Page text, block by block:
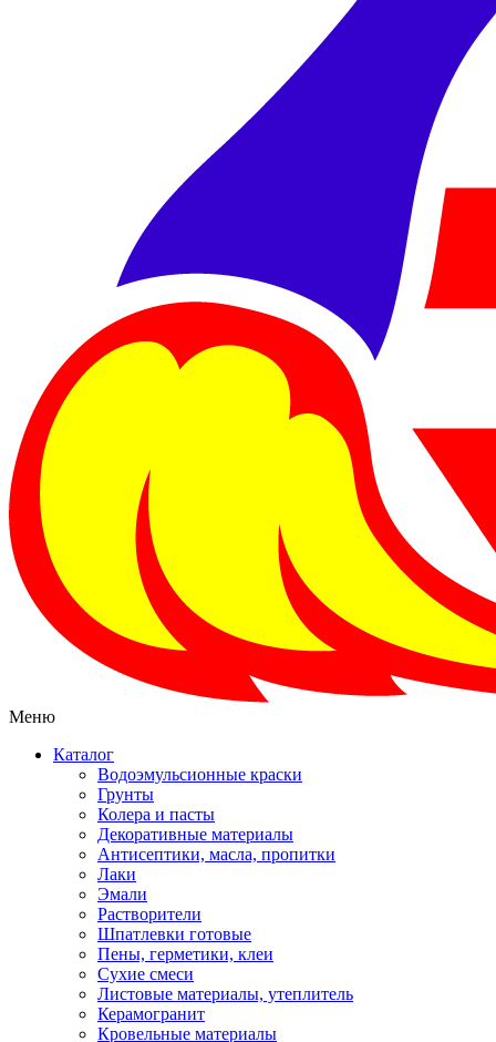
Меню
Каталог
Водоэмульсионные краски
Грунты
Колера и пасты
Декоративные материалы
Антисептики, масла, пропитки
Лаки
Эмали
Растворители
Шпатлевки готовые
Пены, герметики, клеи
Сухие смеси
Листовые материалы, утеплитель
Керамогранит
Кровельные материалы